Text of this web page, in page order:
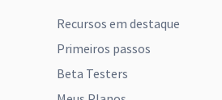
Recursos em destaque
Primeiros passos
Beta Testers